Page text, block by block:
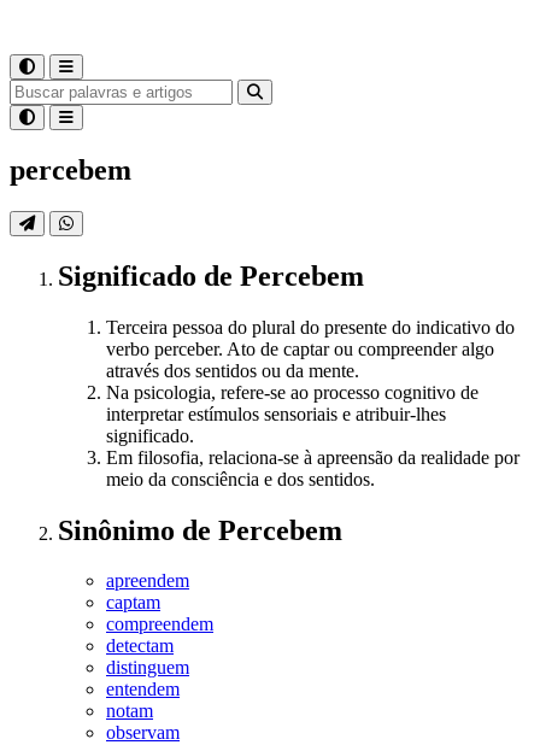
percebem
Significado de Percebem
Terceira pessoa do plural do presente do indicativo do
verbo perceber. Ato de captar ou compreender algo
através dos sentidos ou da mente.
Na psicologia, refere-se ao processo cognitivo de
interpretar estímulos sensoriais e atribuir-lhes
significado.
Em filosofia, relaciona-se à apreensão da realidade por
meio da consciência e dos sentidos.
Sinônimo de Percebem
apreendem
captam
compreendem
detectam
distinguem
entendem
notam
observam